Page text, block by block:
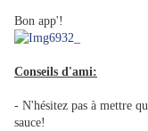
Bon app'!
Conseils d'ami:
- N'hésitez pas à mettre
sauce!